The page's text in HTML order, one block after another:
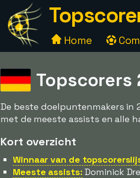
Home
Topscorers
De beste doelpuntenmakers in
met de meeste assists en alle
Kort overzicht
Winnaar van de
Meeste assists: Dominick